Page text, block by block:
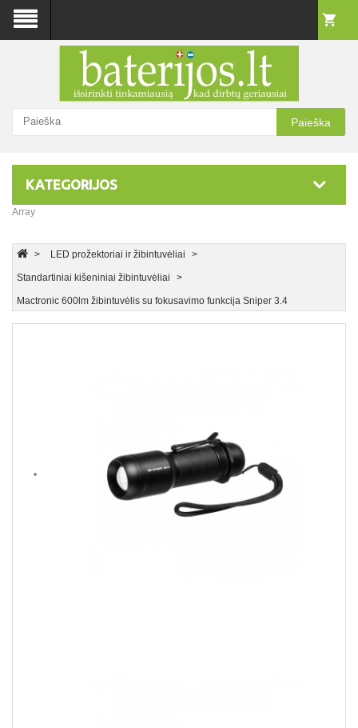
Paieška
KATEGORIJOS
Array
LED prožektoriai ir žibintuvėliai
Standartiniai kišeniniai žibintuvėliai
Mactronic 600lm žibintuvėlis su fokusavimo funkcija Sniper 3.4